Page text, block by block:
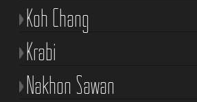
Koh Chang
Krabi
Nakhon Sawan